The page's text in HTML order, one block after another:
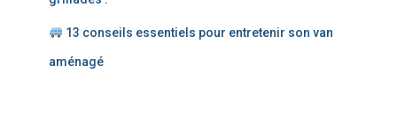
13 conseils essentiels pour entretenir son van
aménagé